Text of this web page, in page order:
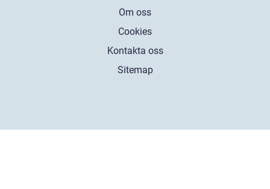
Om oss
Cookies
Kontakta oss
Sitemap